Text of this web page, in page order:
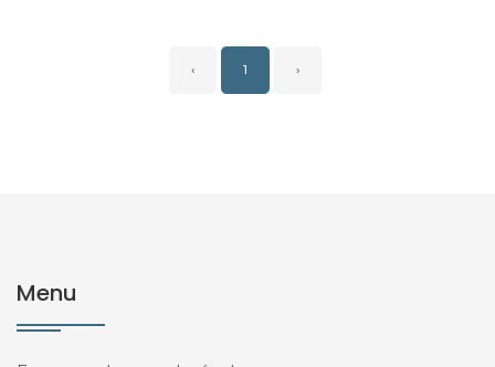
‹ 1 ›
Menu